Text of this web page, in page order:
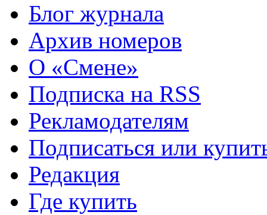
Блог журнала
Архив номеров
О «Смене»
Подписка на RSS
Рекламодателям
Подписаться или
Редакция
Где купить